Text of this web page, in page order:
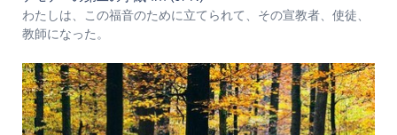
わたしは、この福音のために立てられて、その宣教者、使徒、
教師になった。